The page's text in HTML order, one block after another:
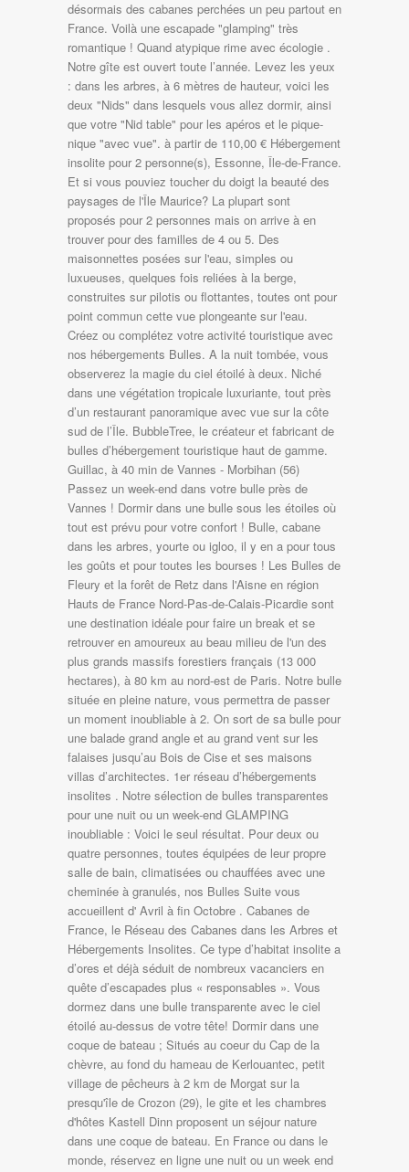
désormais des cabanes perchées un peu partout en
France. Voilà une escapade "glamping" très
romantique ! Quand atypique rime avec écologie .
Notre gîte est ouvert toute l’année. Levez les yeux
: dans les arbres, à 6 mètres de hauteur, voici les
deux "Nids" dans lesquels vous allez dormir, ainsi
que votre "Nid table" pour les apéros et le pique-
nique "avec vue". à partir de 110,00 € Hébergement
insolite pour 2 personne(s), Essonne, Île-de-France.
Et si vous pouviez toucher du doigt la beauté des
paysages de l'Île Maurice? La plupart sont
proposés pour 2 personnes mais on arrive à en
trouver pour des familles de 4 ou 5. Des
maisonnettes posées sur l'eau, simples ou
luxueuses, quelques fois reliées à la berge,
construites sur pilotis ou flottantes, toutes ont pour
point commun cette vue plongeante sur l'eau.
Créez ou complétez votre activité touristique avec
nos hébergements Bulles. A la nuit tombée, vous
observerez la magie du ciel étoilé à deux. Niché
dans une végétation tropicale luxuriante, tout près
d’un restaurant panoramique avec vue sur la côte
sud de l’Île. BubbleTree, le créateur et fabricant de
bulles d’hébergement touristique haut de gamme.
Guillac, à 40 min de Vannes - Morbihan (56)
Passez un week-end dans votre bulle près de
Vannes ! Dormir dans une bulle sous les étoiles où
tout est prévu pour votre confort ! Bulle, cabane
dans les arbres, yourte ou igloo, il y en a pour tous
les goûts et pour toutes les bourses ! Les Bulles de
Fleury et la forêt de Retz dans l'Aisne en région
Hauts de France Nord-Pas-de-Calais-Picardie sont
une destination idéale pour faire un break et se
retrouver en amoureux au beau milieu de l'un des
plus grands massifs forestiers français (13 000
hectares), à 80 km au nord-est de Paris. Notre bulle
située en pleine nature, vous permettra de passer
un moment inoubliable à 2. On sort de sa bulle pour
une balade grand angle et au grand vent sur les
falaises jusqu’au Bois de Cise et ses maisons
villas d’architectes. 1er réseau d’hébergements
insolites . Notre sélection de bulles transparentes
pour une nuit ou un week-end GLAMPING
inoubliable : Voici le seul résultat. Pour deux ou
quatre personnes, toutes équipées de leur propre
salle de bain, climatisées ou chauffées avec une
cheminée à granulés, nos Bulles Suite vous
accueillent d' Avril à fin Octobre . Cabanes de
France, le Réseau des Cabanes dans les Arbres et
Hébergements Insolites. Ce type d’habitat insolite a
d’ores et déjà séduit de nombreux vacanciers en
quête d’escapades plus « responsables ». Vous
dormez dans une bulle transparente avec le ciel
étoilé au-dessus de votre tête! Dormir dans une
coque de bateau ; Situés au coeur du Cap de la
chèvre, au fond du hameau de Kerlouantec, petit
village de pêcheurs à 2 km de Morgat sur la
presqu'île de Crozon (29), le gite et les chambres
d'hôtes Kastell Dinn proposent un séjour nature
dans une coque de bateau. En France ou dans le
monde, réservez en ligne une nuit ou un week end